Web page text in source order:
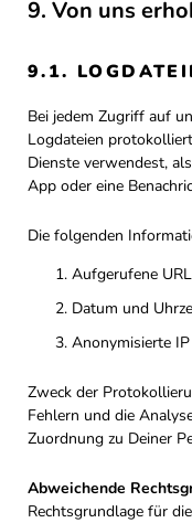
9. Von uns
9.1.
Bei jedem Zugriff auf
Logdateien
Dienste verwendest,
App oder eine
Die folgenden
Aufgerufene URL
Datum und
Anonymisierte
Zweck der
Fehlern und die
Zuordnung zu Deiner
Abweichende
Rechtsgrundlage für